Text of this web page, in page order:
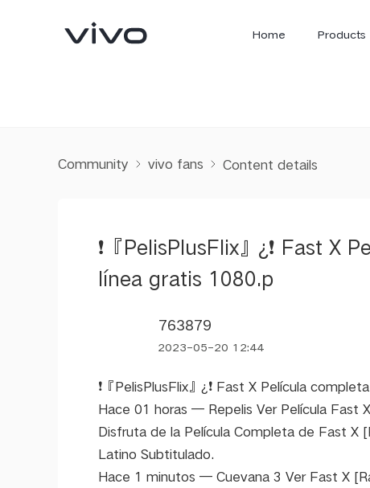
Home Products
X300 Ultra X300 FE
Community vivo fans Content details
❗『PelisPlusFlix』¿❗ Fast
línea gratis 1080.p
763879
2023-05-20 12:44
❗『PelisPlusFlix』¿❗ Fast X Película
Hace 01 horas — Repelis Ver Película Fast
Disfruta de la Película Completa de Fast X
Latino Subtitulado.
Hace 1 minutos — Cuevana 3 Ver Fast X